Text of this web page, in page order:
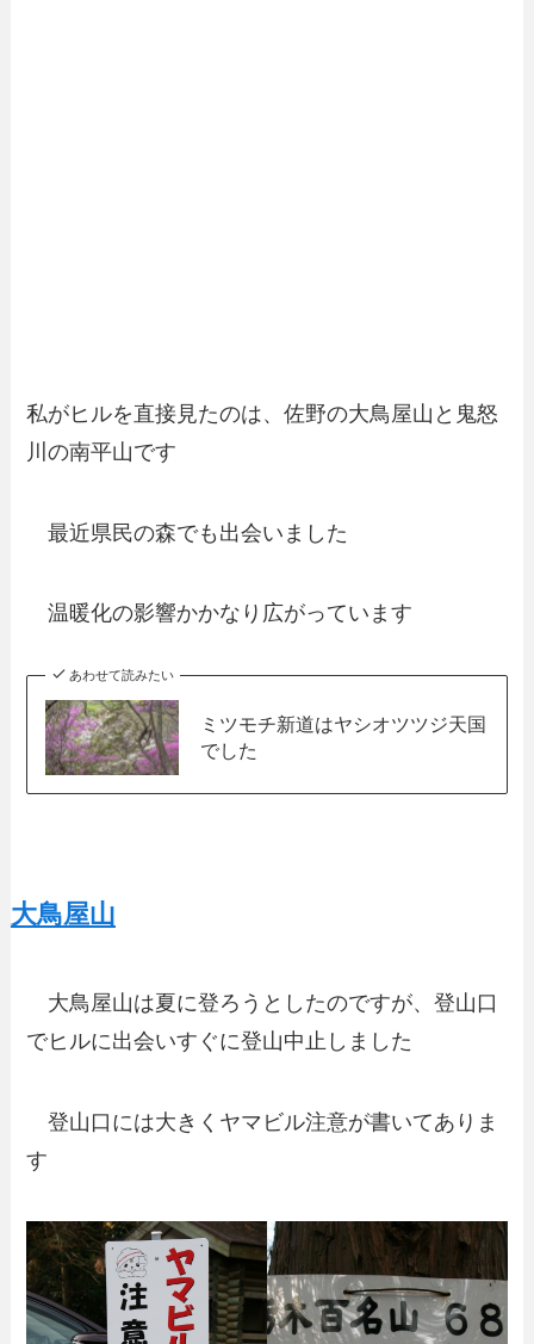
私がヒルを直接見たのは、佐野の大鳥屋山と鬼怒
川の南平山です
最近県民の森でも出会いました
温暖化の影響かかなり広がっています
あわせて読みたい
ミツモチ新道はヤシオツツジ天国
でした
大鳥屋山
大鳥屋山は夏に登ろうとしたのですが、登山口
でヒルに出会いすぐに登山中止しました
登山口には大きくヤマビル注意が書いてありま
す